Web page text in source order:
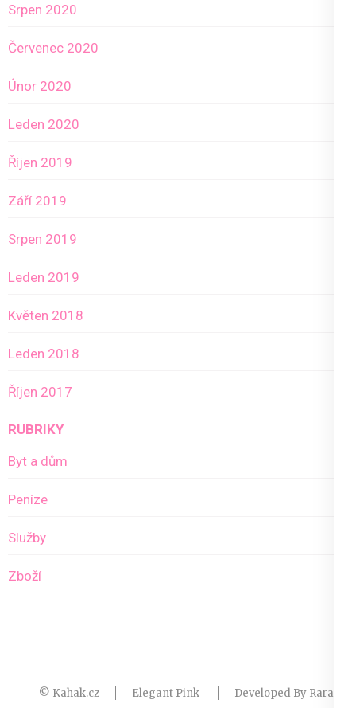
Srpen 2020
Červenec 2020
Únor 2020
Leden 2020
Říjen 2019
Září 2019
Srpen 2019
Leden 2019
Květen 2018
Leden 2018
Říjen 2017
RUBRIKY
Byt a dům
Peníze
Služby
Zboží
© Kahak.cz Elegant Pink Developed By Rara